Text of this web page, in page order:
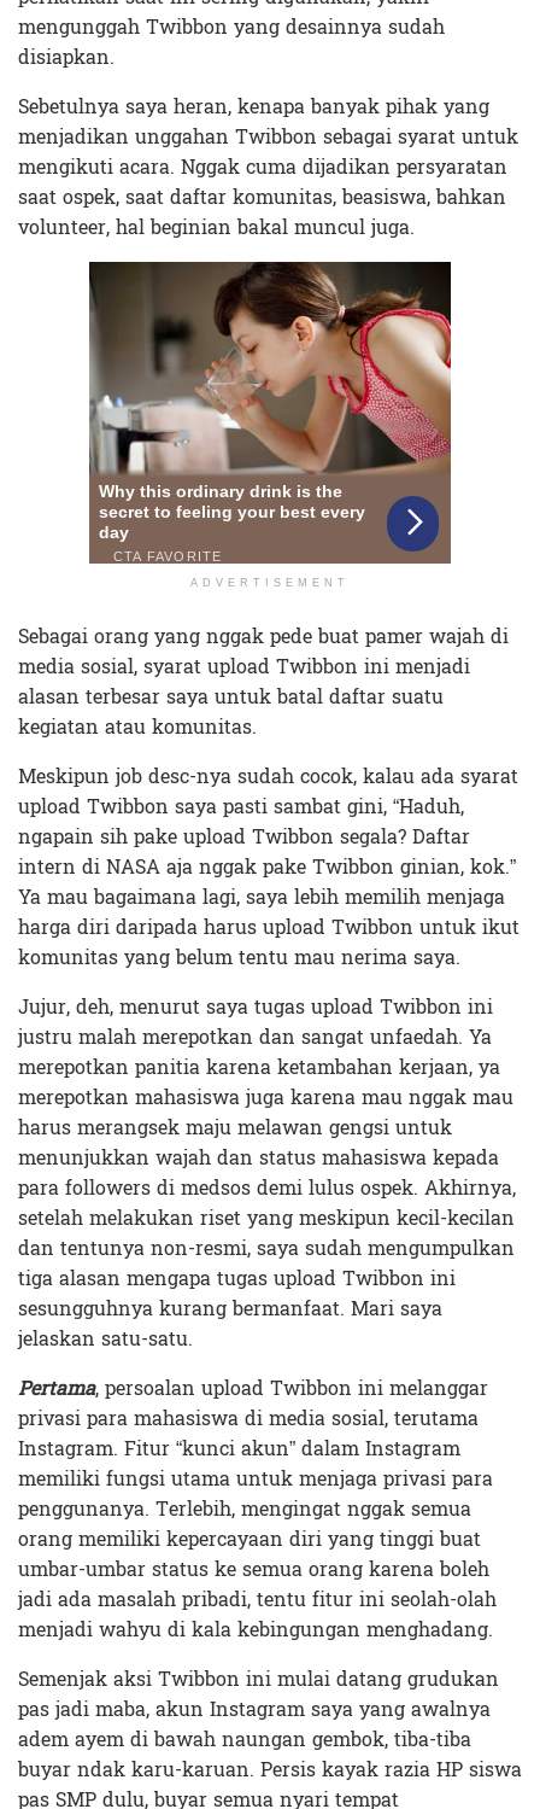
mengunggah Twibbon yang desainnya sudah
disiapkan.
Sebetulnya saya heran, kenapa banyak pihak yang
menjadikan unggahan Twibbon sebagai syarat untuk
mengikuti acara. Nggak cuma dijadikan persyaratan
saat ospek, saat daftar komunitas, beasiswa, bahkan
volunteer, hal beginian bakal muncul juga.
ADVERTISEMENT
Sebagai orang yang nggak pede buat pamer wajah di
media sosial, syarat upload Twibbon ini menjadi
alasan terbesar saya untuk batal daftar suatu
kegiatan atau komunitas.
Meskipun job desc-nya sudah cocok, kalau ada syarat
upload Twibbon saya pasti sambat gini, “Haduh,
ngapain sih pake upload Twibbon segala? Daftar
intern di NASA aja nggak pake Twibbon ginian, kok.”
Ya mau bagaimana lagi, saya lebih memilih menjaga
harga diri daripada harus upload Twibbon untuk ikut
komunitas yang belum tentu mau nerima saya.
Jujur, deh, menurut saya tugas upload Twibbon ini
justru malah merepotkan dan sangat unfaedah. Ya
merepotkan panitia karena ketambahan kerjaan, ya
merepotkan mahasiswa juga karena mau nggak mau
harus merangsek maju melawan gengsi untuk
menunjukkan wajah dan status mahasiswa kepada
para followers di medsos demi lulus ospek. Akhirnya,
setelah melakukan riset yang meskipun kecil-kecilan
dan tentunya non-resmi, saya sudah mengumpulkan
tiga alasan mengapa tugas upload Twibbon ini
sesungguhnya kurang bermanfaat. Mari saya
jelaskan satu-satu.
Pertama, persoalan upload Twibbon ini melanggar
privasi para mahasiswa di media sosial, terutama
Instagram. Fitur “kunci akun” dalam Instagram
memiliki fungsi utama untuk menjaga privasi para
penggunanya. Terlebih, mengingat nggak semua
orang memiliki kepercayaan diri yang tinggi buat
umbar-umbar status ke semua orang karena boleh
jadi ada masalah pribadi, tentu fitur ini seolah-olah
menjadi wahyu di kala kebingungan menghadang.
Semenjak aksi Twibbon ini mulai datang grudukan
pas jadi maba, akun Instagram saya yang awalnya
adem ayem di bawah naungan gembok, tiba-tiba
buyar ndak karu-karuan. Persis kayak razia HP siswa
pas SMP dulu, buyar semua nyari tempat